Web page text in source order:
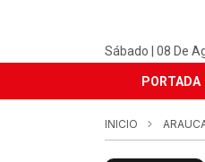
Sábado | 08 De
PORTADA
INICIO